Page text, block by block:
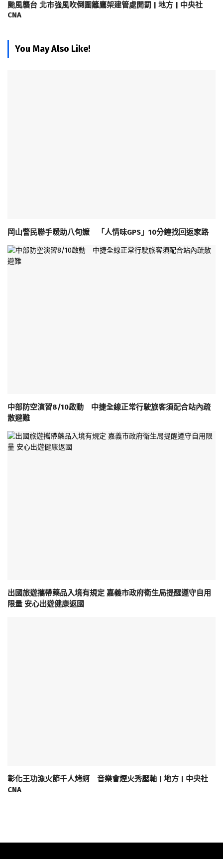
颱風襲台 北市強風吹倒圍籬鷹架建管處開罰 | 地方 | 中央社
CNA
You May Also Like!
岡山警民聯手暖助八旬嬤 「人情味GPS」10分鐘找回返家路
中部防空演習8/10啟動 中捷全線正常行駛旅客須配合站內疏
散避難
出國旅遊攜帶藥品入境有規定 嘉義市政府衛生局提醒遵守自用
限量 安心出遊健康返國
彰化王功漁火節千人烤蚵 音樂會煙火秀壓軸 | 地方 | 中央社
CNA